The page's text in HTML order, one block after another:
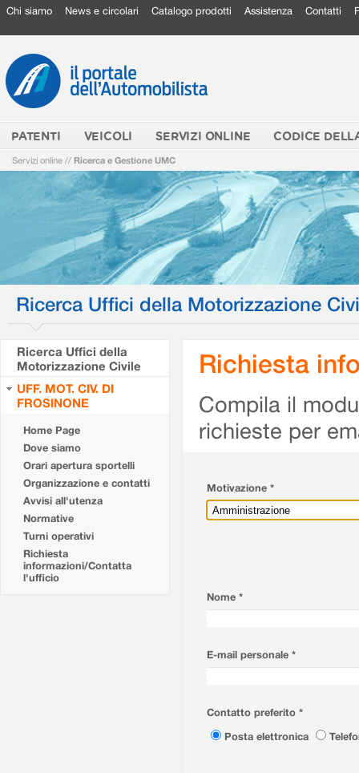
Chi siamo News e circolari Catalogo prodotti Assistenza Contatti
PATENTI VEICOLI SERVIZI ONLINE CODICE
Servizi online // Ricerca e Gestione UMC
Ricerca Uffici della Motorizzazione
Ricerca Uffici della
Motorizzazione Civile
UFF. MOT. CIV. DI
FROSINONE
Home Page
Dove siamo
Orari apertura sportelli
Organizzazione e contatti
Avvisi all'utenza
Normative
Turni operativi
Richiesta
informazioni/Contatta
l'ufficio
Richiesta
Compila il
richieste per
Motivazione *
Nome *
E-mail personale *
Contatto preferito *
Posta elettronica